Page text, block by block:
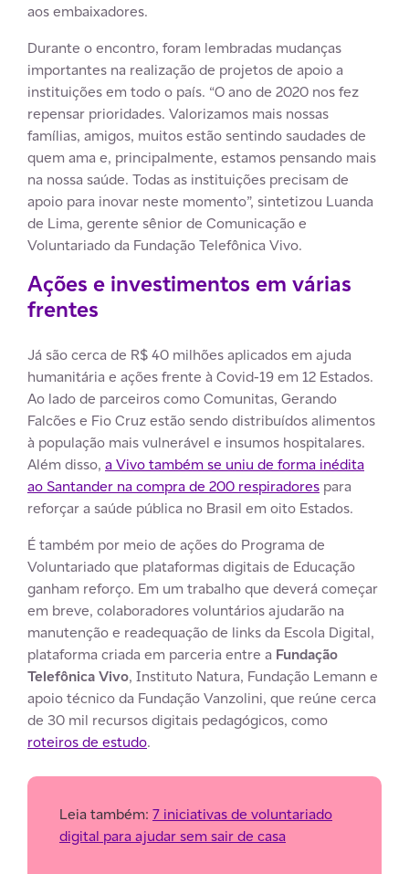
aos embaixadores.
Durante o encontro, foram lembradas mudanças
importantes na realização de projetos de apoio a
instituições em todo o país. “O ano de 2020 nos fez
repensar prioridades. Valorizamos mais nossas
famílias, amigos, muitos estão sentindo saudades de
quem ama e, principalmente, estamos pensando mais
na nossa saúde. Todas as instituições precisam de
apoio para inovar neste momento”, sintetizou Luanda
de Lima, gerente sênior de Comunicação e
Voluntariado da Fundação Telefônica Vivo.
Ações e investimentos em várias
frentes
Já são cerca de R$ 40 milhões aplicados em ajuda
humanitária e ações frente à Covid-19 em 12 Estados.
Ao lado de parceiros como Comunitas, Gerando
Falcões e Fio Cruz estão sendo distribuídos alimentos
à população mais vulnerável e insumos hospitalares.
Além disso, a Vivo também se uniu de forma inédita
ao Santander na compra de 200 respiradores para
reforçar a saúde pública no Brasil em oito Estados.
É também por meio de ações do Programa de
Voluntariado que plataformas digitais de Educação
ganham reforço. Em um trabalho que deverá começar
em breve, colaboradores voluntários ajudarão na
manutenção e readequação de links da Escola Digital,
plataforma criada em parceria entre a Fundação
Telefônica Vivo, Instituto Natura, Fundação Lemann e
apoio técnico da Fundação Vanzolini, que reúne cerca
de 30 mil recursos digitais pedagógicos, como
roteiros de estudo.
Leia também: 7 iniciativas de voluntariado
digital para ajudar sem sair de casa